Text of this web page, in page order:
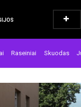
Raseiniai Skuodas